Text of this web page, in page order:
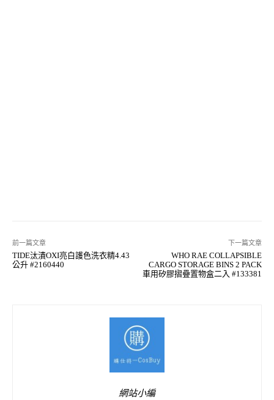
前一篇文章
TIDE汰漬OXI亮白護色洗衣精4.43
公升 #2160440
下一篇文章
WHO RAE COLLAPSIBLE
CARGO STORAGE BINS 2 PACK
車用矽膠摺疊置物盒二入 #133381
網站小編